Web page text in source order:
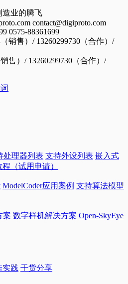
造业的腾飞
contact@digiproto.com
0575-88361699
售）/ 13260299730（合作）/
处理器列表 支持外设列表 嵌入式
（试用申请）
ModelCoder应用案例 支持算法模型
案 数字样机解决方案 Open-SkyEye
实践 干货分享